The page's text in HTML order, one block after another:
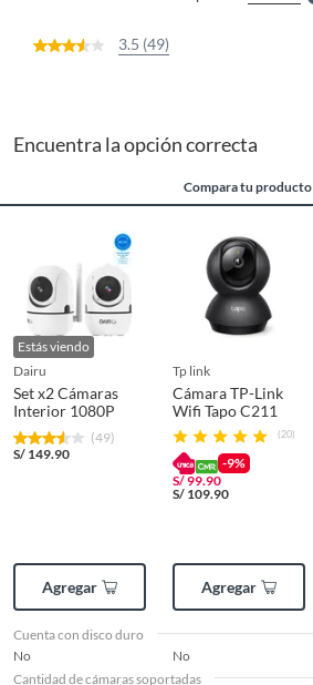
3.5 (49)
Encuentra la opción correcta
Compara tu producto
Estás viendo
dairu
Set x2 Cámaras
Interior 1080P
(49)
S/ 149.90
Agregar
tp link
Cámara TP-Link
Wifi Tapo C211
(20)
-9%
S/99.90
S/ 109.90
Agregar
Cuenta con disco duro
No
No
Cantidad de cámaras soportadas